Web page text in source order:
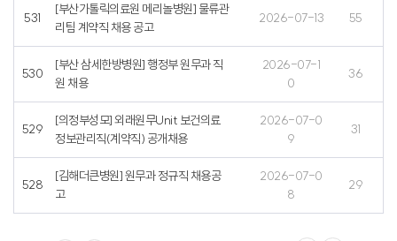
531
[부산가톨릭의료원 메리놀병원] 물류관
리팀 계약직 채용 공고
2026-07-13 55
530
[부산 삼세한방병원] 행정부 원무과 직
원 채용
2026-07-1
0
36
529
[의정부성모] 외래원무Unit 보건의료
정보관리직(계약직) 공개채용
2026-07-0
9
31
528
[김해더큰병원] 원무과 정규직 채용공
고
2026-07-0
8
29